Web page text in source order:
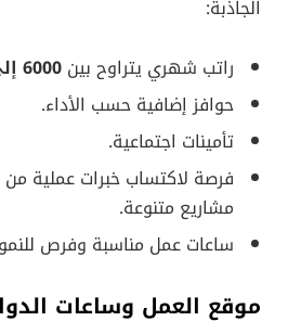
الجاذبة:
راتب شهري يتراوح بين 6000 إلى 7000 جنيه مصري
حوافز إضافية حسب الأداء.
تأمينات اجتماعية.
فرصة لاكتساب خبرات عملية
مشاريع متنوعة.
ساعات عمل مناسبة وفرص
موقع العمل وساعات